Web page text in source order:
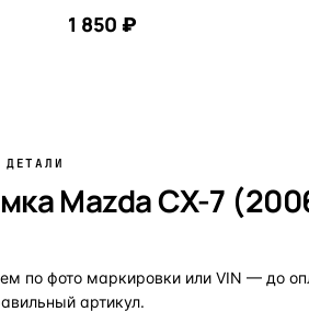
1 850 ₽
Mazda CX-7
по фото маркировки или VIN — до
артикул.